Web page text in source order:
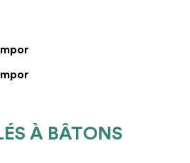
À BÂTONS